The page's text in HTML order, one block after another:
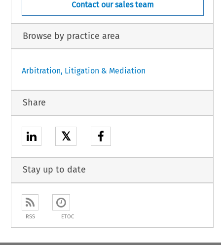
Contact our sales team
Browse by practice area
Arbitration, Litigation & Mediation
Share
𝕏
Stay up to date
RSS ETOC